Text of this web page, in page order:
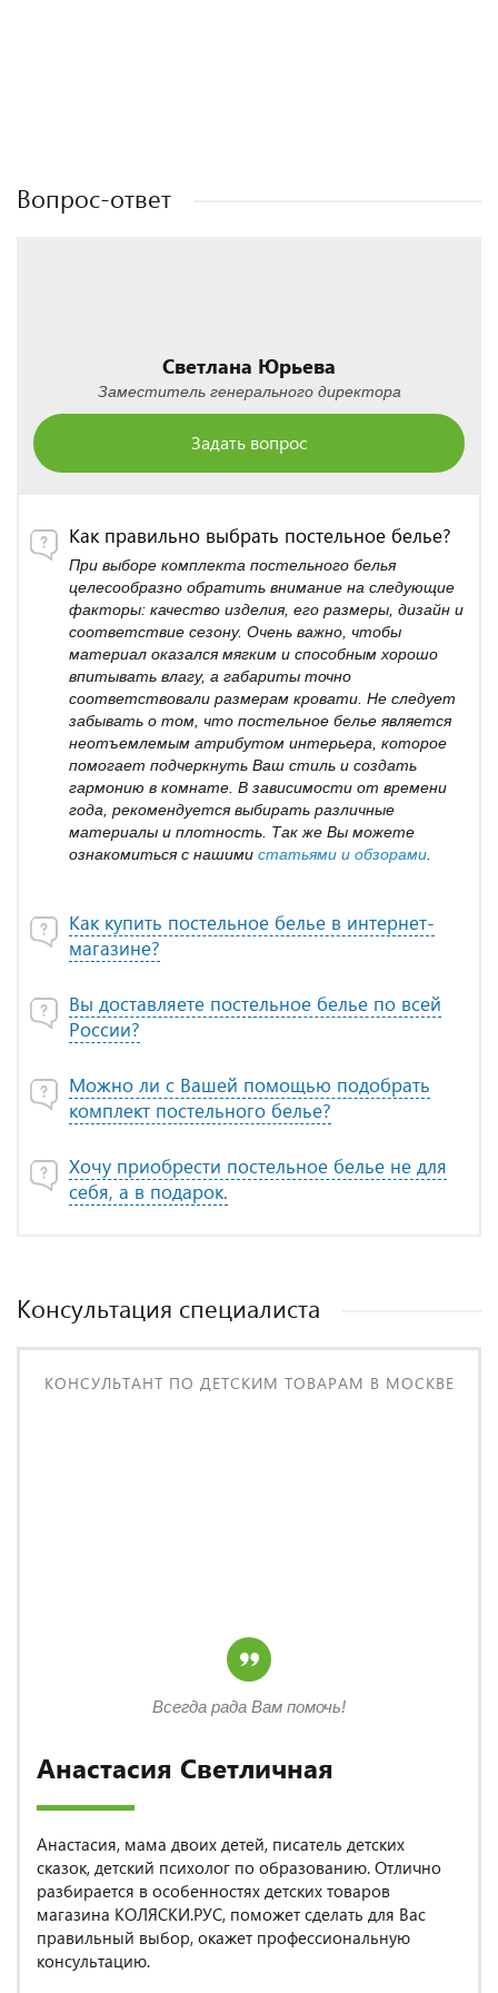
Вопрос-ответ
Светлана Юрьева
Заместитель генерального директора
Задать вопрос
Как правильно выбрать постельное белье?
При выборе комплекта постельного белья
целесообразно обратить внимание на следующие
факторы: качество изделия, его размеры, дизайн и
соответствие сезону. Очень важно, чтобы
материал оказался мягким и способным хорошо
впитывать влагу, а габариты точно
соответствовали размерам кровати. Не следует
забывать о том, что постельное белье является
неотъемлемым атрибутом интерьера, которое
помогает подчеркнуть Ваш стиль и создать
гармонию в комнате. В зависимости от времени
года, рекомендуется выбирать различные
материалы и плотность. Так же Вы можете
ознакомиться с нашими статьями и обзорами
Как купить постельное белье в интернет-
магазине?
Вы доставляете постельное белье по всей
России?
Можно ли с Вашей помощью подобрать
комплект постельного белье?
Хочу приобрести постельное белье не для
себя, а в подарок.
Консультация специалиста
КОНСУЛЬТАНТ ПО ДЕТСКИМ ТОВАРАМ В МОСКВЕ
Анастасия Светличная
Анастасия, мама двоих детей, писатель детских
сказок, детский психолог по образованию. Отлично
разбирается в особенностях детских товаров
магазина КОЛЯСКИ.РУС, поможет сделать для Вас
правильный выбор, окажет профессиональную
консультацию.
Всегда рада Вам помочь!